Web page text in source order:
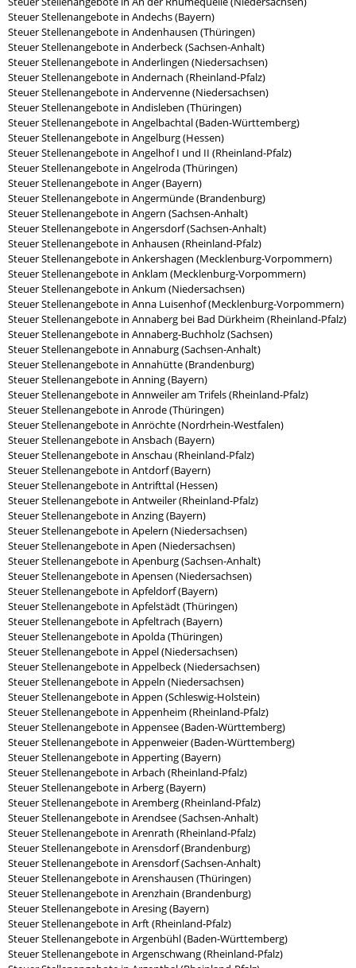
Steuer Stellenangebote in Andechs (Bayern)
Steuer Stellenangebote in Andenhausen (Thüringen)
Steuer Stellenangebote in Anderbeck (Sachsen-Anhalt)
Steuer Stellenangebote in Anderlingen (Niedersachsen)
Steuer Stellenangebote in Andernach (Rheinland-Pfalz)
Steuer Stellenangebote in Andervenne (Niedersachsen)
Steuer Stellenangebote in Andisleben (Thüringen)
Steuer Stellenangebote in Angelbachtal (Baden-Württemberg)
Steuer Stellenangebote in Angelburg (Hessen)
Steuer Stellenangebote in Angelhof I und II (Rheinland-Pfalz)
Steuer Stellenangebote in Angelroda (Thüringen)
Steuer Stellenangebote in Anger (Bayern)
Steuer Stellenangebote in Angermünde (Brandenburg)
Steuer Stellenangebote in Angern (Sachsen-Anhalt)
Steuer Stellenangebote in Angersdorf (Sachsen-Anhalt)
Steuer Stellenangebote in Anhausen (Rheinland-Pfalz)
Steuer Stellenangebote in Ankershagen (Mecklenburg-Vorpommern)
Steuer Stellenangebote in Anklam (Mecklenburg-Vorpommern)
Steuer Stellenangebote in Ankum (Niedersachsen)
Steuer Stellenangebote in Anna Luisenhof (Mecklenburg-Vorpommern)
Steuer Stellenangebote in Annaberg bei Bad Dürkheim (Rheinland-Pfalz)
Steuer Stellenangebote in Annaberg-Buchholz (Sachsen)
Steuer Stellenangebote in Annaburg (Sachsen-Anhalt)
Steuer Stellenangebote in Annahütte (Brandenburg)
Steuer Stellenangebote in Anning (Bayern)
Steuer Stellenangebote in Annweiler am Trifels (Rheinland-Pfalz)
Steuer Stellenangebote in Anrode (Thüringen)
Steuer Stellenangebote in Anröchte (Nordrhein-Westfalen)
Steuer Stellenangebote in Ansbach (Bayern)
Steuer Stellenangebote in Anschau (Rheinland-Pfalz)
Steuer Stellenangebote in Antdorf (Bayern)
Steuer Stellenangebote in Antrifttal (Hessen)
Steuer Stellenangebote in Antweiler (Rheinland-Pfalz)
Steuer Stellenangebote in Anzing (Bayern)
Steuer Stellenangebote in Apelern (Niedersachsen)
Steuer Stellenangebote in Apen (Niedersachsen)
Steuer Stellenangebote in Apenburg (Sachsen-Anhalt)
Steuer Stellenangebote in Apensen (Niedersachsen)
Steuer Stellenangebote in Apfeldorf (Bayern)
Steuer Stellenangebote in Apfelstädt (Thüringen)
Steuer Stellenangebote in Apfeltrach (Bayern)
Steuer Stellenangebote in Apolda (Thüringen)
Steuer Stellenangebote in Appel (Niedersachsen)
Steuer Stellenangebote in Appelbeck (Niedersachsen)
Steuer Stellenangebote in Appeln (Niedersachsen)
Steuer Stellenangebote in Appen (Schleswig-Holstein)
Steuer Stellenangebote in Appenheim (Rheinland-Pfalz)
Steuer Stellenangebote in Appensee (Baden-Württemberg)
Steuer Stellenangebote in Appenweier (Baden-Württemberg)
Steuer Stellenangebote in Apperting (Bayern)
Steuer Stellenangebote in Arbach (Rheinland-Pfalz)
Steuer Stellenangebote in Arberg (Bayern)
Steuer Stellenangebote in Aremberg (Rheinland-Pfalz)
Steuer Stellenangebote in Arendsee (Sachsen-Anhalt)
Steuer Stellenangebote in Arenrath (Rheinland-Pfalz)
Steuer Stellenangebote in Arensdorf (Brandenburg)
Steuer Stellenangebote in Arensdorf (Sachsen-Anhalt)
Steuer Stellenangebote in Arenshausen (Thüringen)
Steuer Stellenangebote in Arenzhain (Brandenburg)
Steuer Stellenangebote in Aresing (Bayern)
Steuer Stellenangebote in Arft (Rheinland-Pfalz)
Steuer Stellenangebote in Argenbühl (Baden-Württemberg)
Steuer Stellenangebote in Argenschwang (Rheinland-Pfalz)